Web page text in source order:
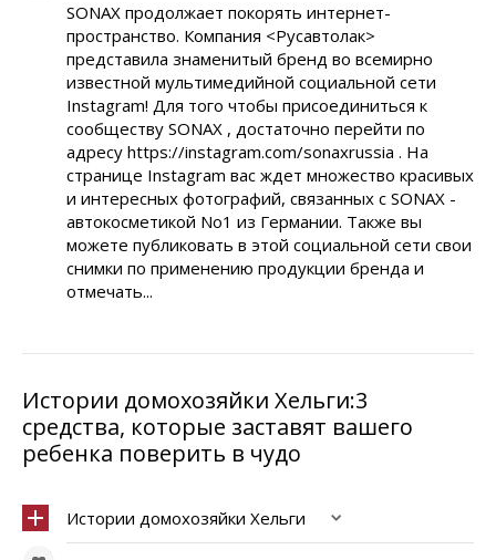
SONAX продолжает покорять интернет-
пространство. Компания <Русавтолак>
представила знаменитый бренд во всемирно
известной мультимедийной социальной сети
Instagram! Для того чтобы присоединиться к
сообществу SONAX , достаточно перейти по
адресу https://instagram.com/sonaxrussia . На
странице Instagram вас ждет множество красивых
и интересных фотографий, связанных с SONAX -
автокосметикой No1 из Германии. Также вы
можете публиковать в этой социальной сети свои
снимки по применению продукции бренда и
отмечать...
Истории домохозяйки Хельги:3
средства, которые заставят вашего
ребенка поверить в чудо
Истории домохозяйки Хельги